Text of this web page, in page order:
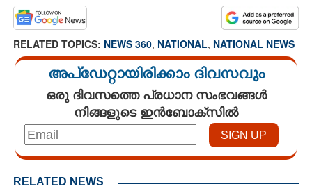
RELATED TOPICS: NEWS 360, NATIONAL, NATIONAL NEWS
അപ്ഡേറ്റായിരിക്കാം ദിവസവും
ഒരു ദിവസത്തെ പ്രധാന സംഭവങ്ങൾ
നിങ്ങളുടെ ഇൻബോക്സിൽ
RELATED NEWS